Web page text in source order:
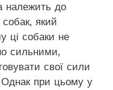
належить до
собак, який
ці собаки не
сильними,
свої сили
Однак при цьому у